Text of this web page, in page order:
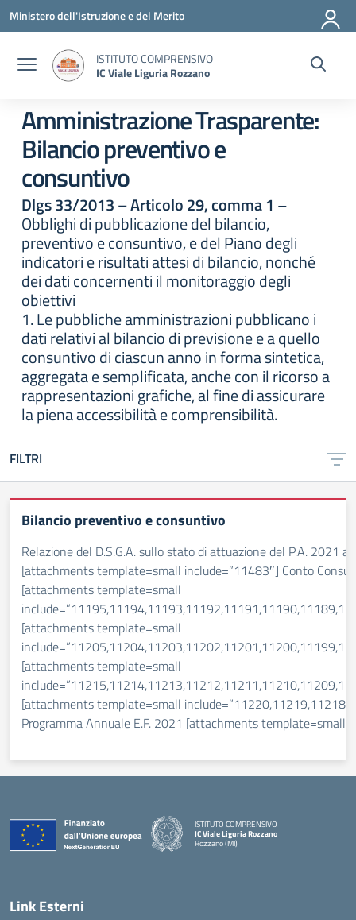
Vai ai contenuti
Vai al menu di navigazione
Vai al footer
Ministero dell'Istruzione e del Merito
ISTITUTO COMPRENSIVO
IC Viale Liguria Rozzano
Amministrazione Trasparente:
Bilancio preventivo e
consuntivo
Dlgs 33/2013 – Articolo 29, comma 1 –
Obblighi di pubblicazione del bilancio,
preventivo e consuntivo, e del Piano degli
indicatori e risultati attesi di bilancio, nonché
dei dati concernenti il monitoraggio degli
obiettivi
1. Le pubbliche amministrazioni pubblicano i
dati relativi al bilancio di previsione e a quello
consuntivo di ciascun anno in forma sintetica,
aggregata e semplificata, anche con il ricorso a
rappresentazioni grafiche, al fine di assicurare
la piena accessibilità e comprensibilità.
FILTRI
Bilancio preventivo e consuntivo
Relazione del D.S.G.A. sullo stato di attuazione del P.A. 2021
[attachments template=small include=”11483″] Conto
[attachments template=small
[attachments template=small
[attachments template=small
[attachments template=small
Programma Annuale E.F. 2021 [attachments template=small
ISTITUTO COMPRENSIVO
IC Viale Liguria Rozzano
Rozzano (MI)
Link Esterni